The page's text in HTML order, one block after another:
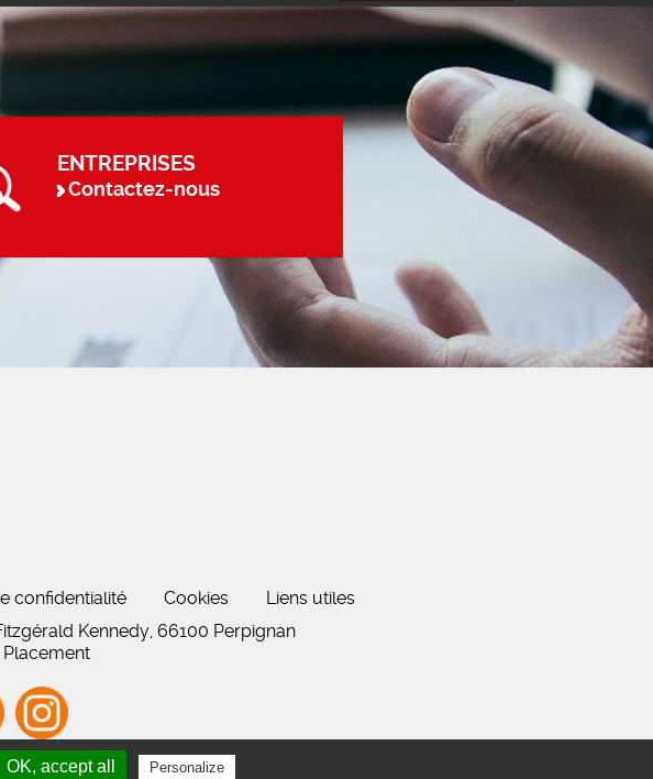
ENTREPRISES
Contactez-nous
confidentialité Cookies
Liens utiles
Kennedy, 66100 Perpignan
OK, accept all Personalize